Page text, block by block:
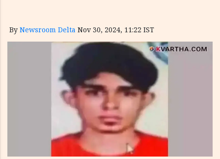
By Newsroom Delta Nov 30, 2024, 11:22 IST